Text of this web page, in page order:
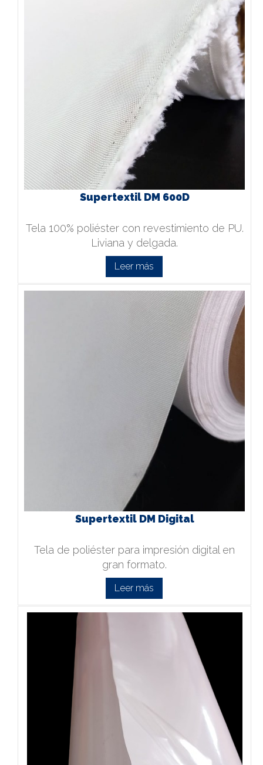
Supertextil DM 600D
Tela 100% poliéster con revestimiento de PU.
Liviana y delgada.
Leer más
Supertextil DM Digital
Tela de poliéster para impresión digital en
gran formato.
Leer más